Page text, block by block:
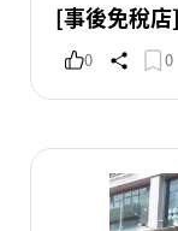
[事後免稅
0 0